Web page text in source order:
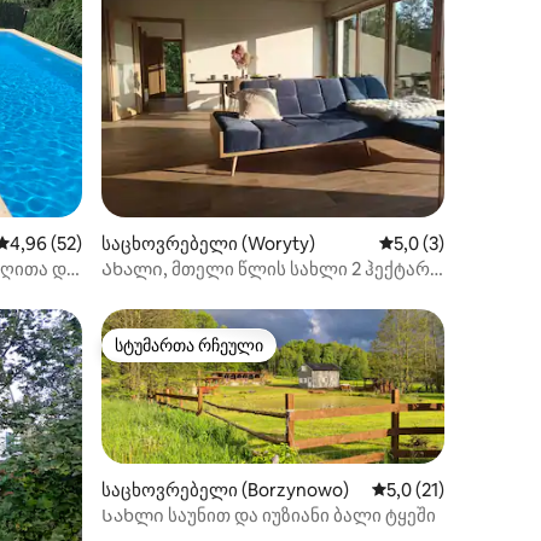
შეფასებაა 5‑დან 4,96, 52 მიმოხილვა
4,96 (52)
და
საცხოვრებელი (Woryty) საშუალო
5,0 (3)
Ახალი, მთელი წლის სახლი 2 ჰექტარ
სტუმართა რჩეული
სტუმართა რჩეული
საცხოვრებელი (Borzynowo) საშუალო
5,0 (21)
Სახლი საუნით და იუზიანი ბალი ტყეში